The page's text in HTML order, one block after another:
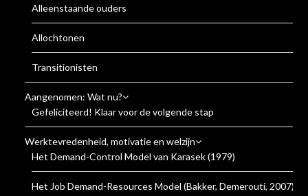
Alleenstaande ouders
Allochtonen
Transitionisten
Aangenomen: Wat nu?
Gefeliciteerd! Klaar voor de volgende stap
Werktevredenheid, motivatie en welzijn
Het Demand-Control Model van Karasek (1979)
Het Job Demand-Resources Model (Bakker, Demerouti, 2007)